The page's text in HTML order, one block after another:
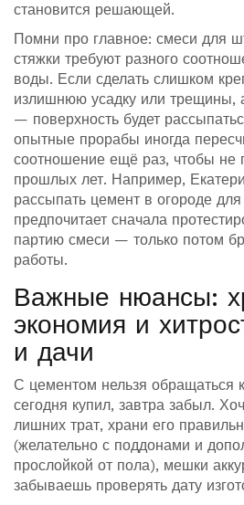
становится решающей.
Помни про главное: смеси для
стяжки требуют разного
воды. Если сделать слишком
излишнюю усадку или трещины,
— поверхность будет
опытные прорабы иногда
соотношение ещё раз, чтобы не
прошлых лет. Например,
рассыпать цемент в огороде
предпочитает сначала
партию смеси — только потом
работы.
Важные нюансы:
экономия и
и дачи
С цементом нельзя обращаться
сегодня купил, завтра забыл.
лишних трат, храни его
(желательно с поддонами и
прослойкой от пола), мешки
забываешь проверять дату